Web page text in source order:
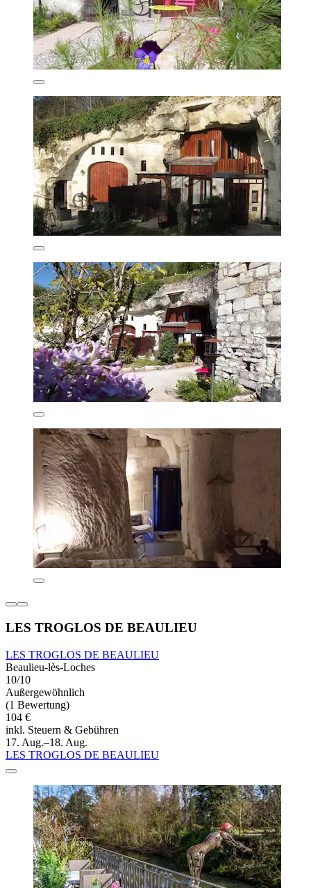
LES TROGLOS DE BEAULIEU
LES TROGLOS DE BEAULIEU
Beaulieu-lès-Loches
10/10
Außergewöhnlich
(1 Bewertung)
104 €
inkl. Steuern & Gebühren
17. Aug.–18. Aug.
LES TROGLOS DE BEAULIEU